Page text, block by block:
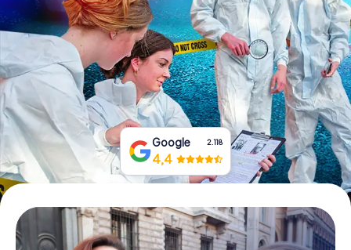
Tickets buchen
Gutscheine bestellen
Google 2.118
4,4